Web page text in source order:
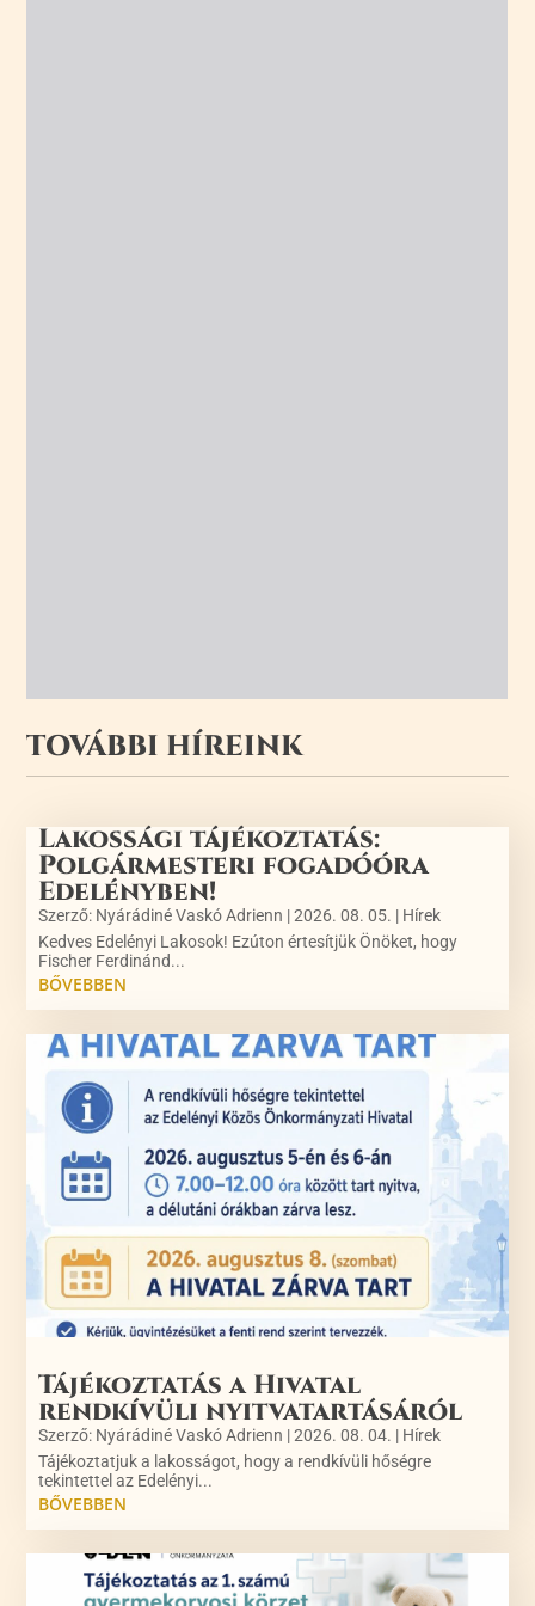
TOVÁBBI HÍREINK
Lakossági tájékoztatás:
Polgármesteri fogadóóra
Edelényben!
Szerző: Nyárádiné Vaskó Adrienn |2026. 08. 05. | Hírek
Kedves Edelényi Lakosok! Ezúton értesítjük Önöket, hogy
Fischer Ferdinánd...
BŐVEBBEN
Tájékoztatás a Hivatal
rendkívüli nyitvatartásáról
Szerző: Nyárádiné Vaskó Adrienn |2026. 08. 04. | Hírek
Tájékoztatjuk a lakosságot, hogy a rendkívüli hőségre
tekintettel az Edelényi...
BŐVEBBEN